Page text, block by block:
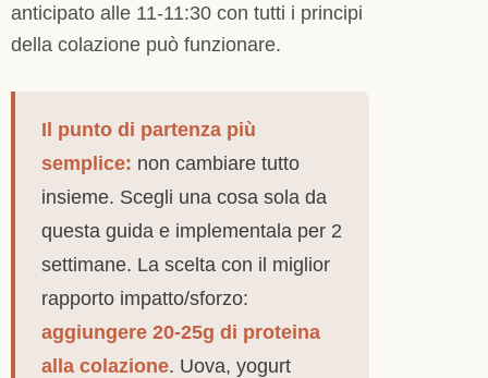
anticipato alle 11-11:30 con tutti i principi
della colazione può funzionare.
Il punto di partenza più
semplice: non cambiare tutto
insieme. Scegli una cosa sola da
questa guida e implementala per 2
settimane. La scelta con il miglior
rapporto impatto/sforzo:
aggiungere 20-25g di proteina
alla colazione. Uova, yogurt